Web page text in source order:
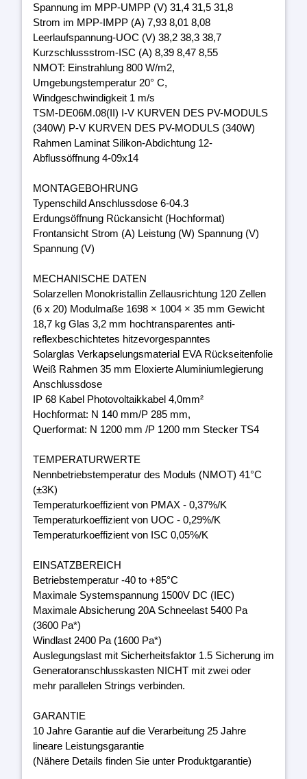
Spannung im MPP-UMPP (V) 31,4 31,5 31,8
Strom im MPP-IMPP (A) 7,93 8,01 8,08
Leerlaufspannung-UOC (V) 38,2 38,3 38,7
Kurzschlussstrom-ISC (A) 8,39 8,47 8,55
NMOT: Einstrahlung 800 W/m2,
Umgebungstemperatur 20° C,
Windgeschwindigkeit 1 m/s
TSM-DE06M.08(II) I-V KURVEN DES PV-MODULS
(340W) P-V KURVEN DES PV-MODULS (340W)
Rahmen Laminat Silikon-Abdichtung 12-
Abflussöffnung 4-09x14
MONTAGEBOHRUNG
Typenschild Anschlussdose 6-04.3
Erdungsöffnung Rückansicht (Hochformat)
Frontansicht Strom (A) Leistung (W) Spannung (V)
Spannung (V)
MECHANISCHE DATEN
Solarzellen Monokristallin Zellausrichtung 120 Zellen
(6 x 20) Modulmaße 1698 × 1004 × 35 mm Gewicht
18,7 kg Glas 3,2 mm hochtransparentes anti-
reflexbeschichtetes hitzevorgespanntes
Solarglas Verkapselungsmaterial EVA Rückseitenfolie
Weiß Rahmen 35 mm Eloxierte Aluminiumlegierung
Anschlussdose
IP 68 Kabel Photovoltaikkabel 4,0mm²
Hochformat: N 140 mm/P 285 mm,
Querformat: N 1200 mm /P 1200 mm Stecker TS4
TEMPERATURWERTE
Nennbetriebstemperatur des Moduls (NMOT) 41°C
(±3K)
Temperaturkoeffizient von PMAX - 0,37%/K
Temperaturkoeffizient von UOC - 0,29%/K
Temperaturkoeffizient von ISC 0,05%/K
EINSATZBEREICH
Betriebstemperatur -40 to +85°C
Maximale Systemspannung 1500V DC (IEC)
Maximale Absicherung 20A Schneelast 5400 Pa
(3600 Pa*)
Windlast 2400 Pa (1600 Pa*)
Auslegungslast mit Sicherheitsfaktor 1.5 Sicherung im
Generatoranschlusskasten NICHT mit zwei oder
mehr parallelen Strings verbinden.
GARANTIE
10 Jahre Garantie auf die Verarbeitung 25 Jahre
lineare Leistungsgarantie
(Nähere Details finden Sie unter Produktgarantie)